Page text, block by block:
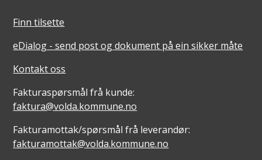
Finn tilsette
eDialog - send post og dokument på ein sikker måte
Kontakt oss
Fakturaspørsmål frå kunde:
faktura@volda.kommune.no
Fakturamottak/spørsmål frå leverandør:
fakturamottak@volda.kommune.no